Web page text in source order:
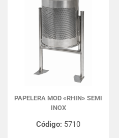
PAPELERA MOD «RHIN» SEMI
INOX
Código: 5710